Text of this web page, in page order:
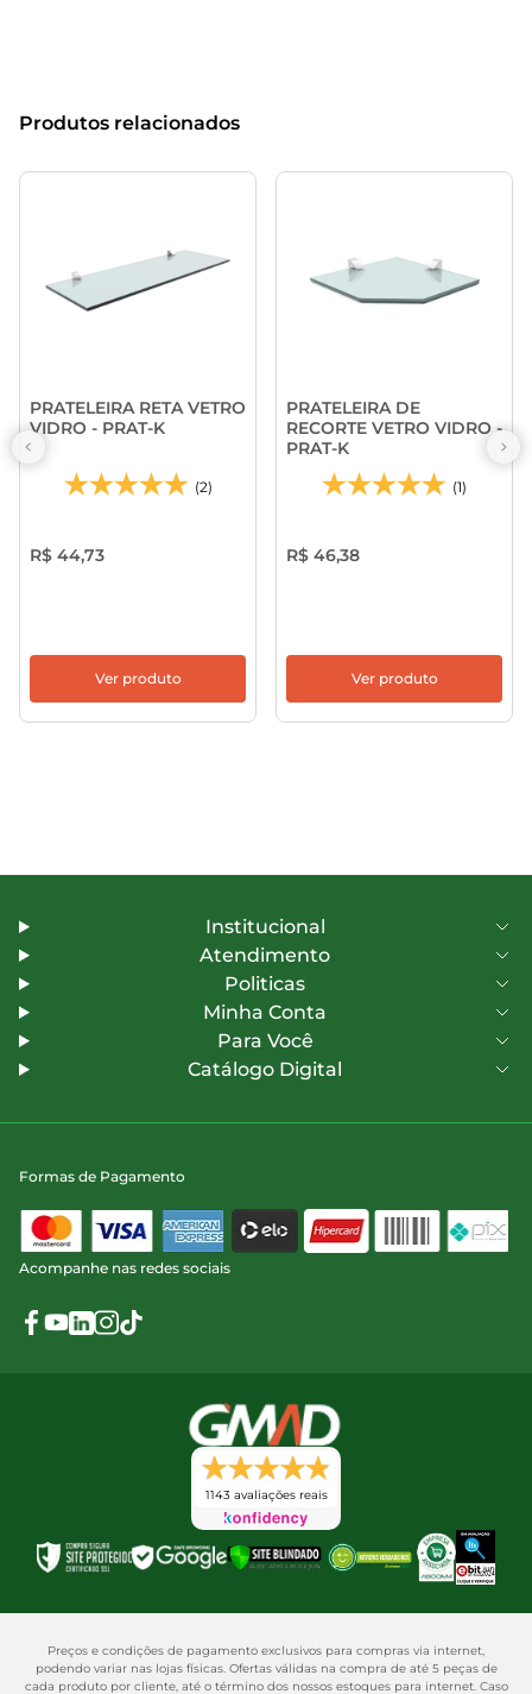
Produtos relacionados
PRATELEIRA RETA VETRO
VIDRO - PRAT-K
(2)
R$ 44,73
Ver produto
PRATELEIRA DE
RECORTE VETRO VIDRO -
PRAT-K
(1)
R$ 46,38
Ver produto
Institucional
Atendimento
Politicas
Minha Conta
Para Você
Catálogo Digital
Formas de Pagamento
Acompanhe nas redes sociais
1143 avaliações reais
Preços e condições de pagamento exclusivos para compras via internet,
podendo variar nas lojas físicas. Ofertas válidas na compra de até 5 peças de
cada produto por cliente, até o término dos nossos estoques para internet. Caso